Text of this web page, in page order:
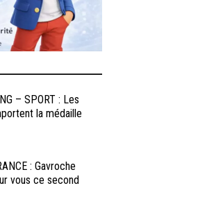
– SPORT : Les
la médaille
: Gavroche
vous ce second